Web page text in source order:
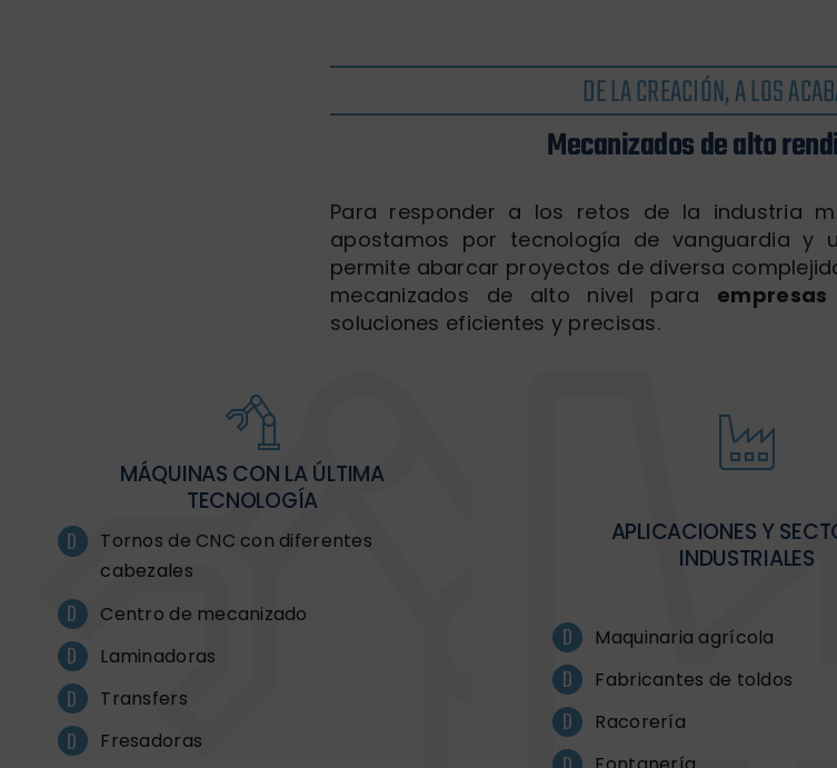
DE LA CREACIÓN, A LOS
Mecanizados de alto
Para responder a los retos de la industria
apostamos por tecnología de vanguardia y
permite abarcar proyectos de diversa
mecanizados de alto nivel para
soluciones eficientes y precisas.
MÁQUINAS CON LA ÚLTIMA
TECNOLOGÍA
Tornos de CNC con diferentes
cabezales
Centro de mecanizado
Laminadoras
Transfers
Fresadoras
APLICACIONES Y
INDUSTRIALES
Maquinaria agrícola
Fabricantes de toldos
Racorería